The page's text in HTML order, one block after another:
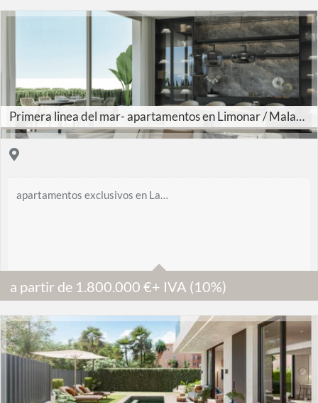
Primera linea del mar- apartamentos en Limonar / Malagueta
a partir de 1.800.000 €+ IVA (10%)
apartamentos exclusivos en La…
270 m2